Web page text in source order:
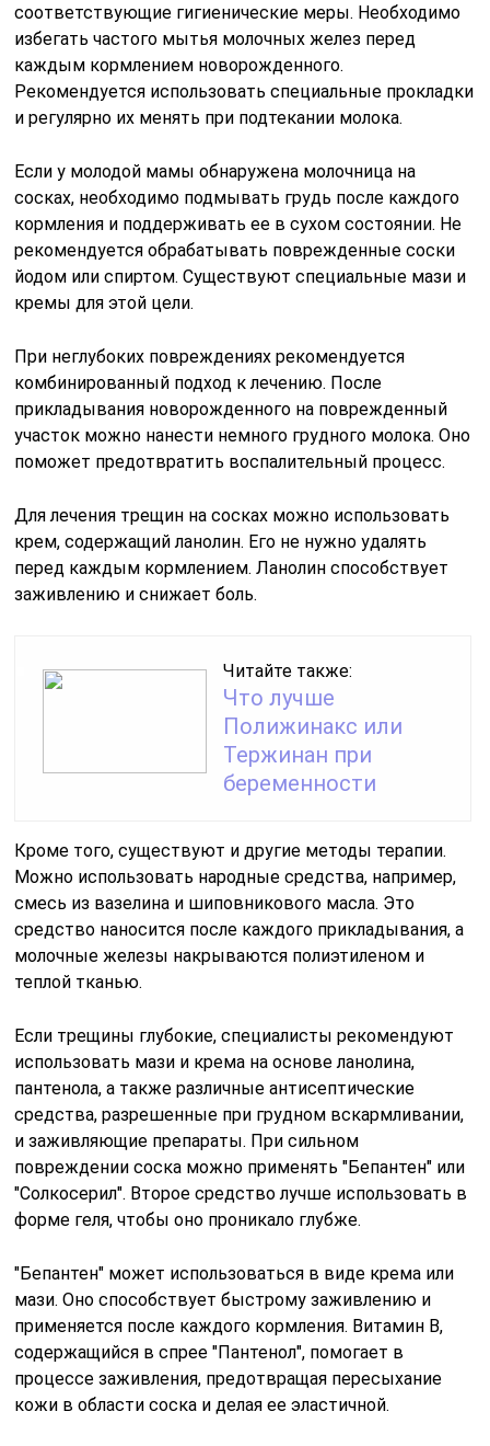
соответствующие гигиенические меры. Необходимо
избегать частого мытья молочных желез перед
каждым кормлением новорожденного.
Рекомендуется использовать специальные прокладки
и регулярно их менять при подтекании молока.
Если у молодой мамы обнаружена молочница на
сосках, необходимо подмывать грудь после каждого
кормления и поддерживать ее в сухом состоянии. Не
рекомендуется обрабатывать поврежденные соски
йодом или спиртом. Существуют специальные мази и
кремы для этой цели.
При неглубоких повреждениях рекомендуется
комбинированный подход к лечению. После
прикладывания новорожденного на поврежденный
участок можно нанести немного грудного молока. Оно
поможет предотвратить воспалительный процесс.
Для лечения трещин на сосках можно использовать
крем, содержащий ланолин. Его не нужно удалять
перед каждым кормлением. Ланолин способствует
заживлению и снижает боль.
Читайте также:
Что лучше
Полижинакс или
Тержинан при
беременности
Кроме того, существуют и другие методы терапии.
Можно использовать народные средства, например,
смесь из вазелина и шиповникового масла. Это
средство наносится после каждого прикладывания, а
молочные железы накрываются полиэтиленом и
теплой тканью.
Если трещины глубокие, специалисты рекомендуют
использовать мази и крема на основе ланолина,
пантенола, а также различные антисептические
средства, разрешенные при грудном вскармливании,
и заживляющие препараты. При сильном
повреждении соска можно применять "Бепантен" или
"Солкосерил". Второе средство лучше использовать в
форме геля, чтобы оно проникало глубже.
"Бепантен" может использоваться в виде крема или
мази. Оно способствует быстрому заживлению и
применяется после каждого кормления. Витамин В,
содержащийся в спрее "Пантенол", помогает в
процессе заживления, предотвращая пересыхание
кожи в области соска и делая ее эластичной.